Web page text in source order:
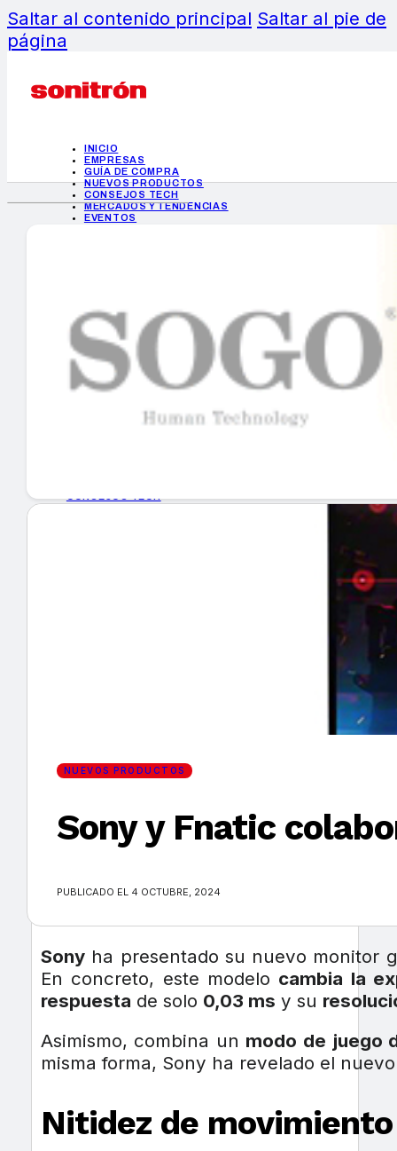
Saltar al contenido principal Saltar al pie de
página
INICIO
EMPRESAS
GUÍA DE COMPRA
NUEVOS PRODUCTOS
CONSEJOS TECH
MERCADOS Y TENDENCIAS
EVENTOS
INICIO
EMPRESAS
GUÍA DE COMPRA
NUEVOS PRODUCTOS
Sony y Fnatic
PUBLICADO EL 4 OCTUBRE, 2024
Sonyha presentado su nuevo monitor
En concreto, este modelo cambia la
respuesta de solo 0,03 ms y su
Asimismo, combina un modo de juego
misma forma, Sony ha revelado el
Nitidez de